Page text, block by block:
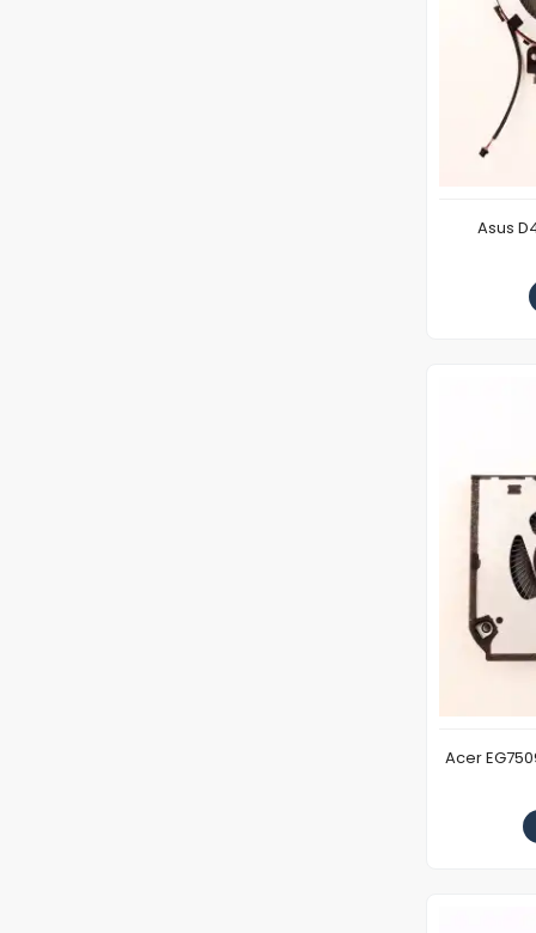
Asus
Acer